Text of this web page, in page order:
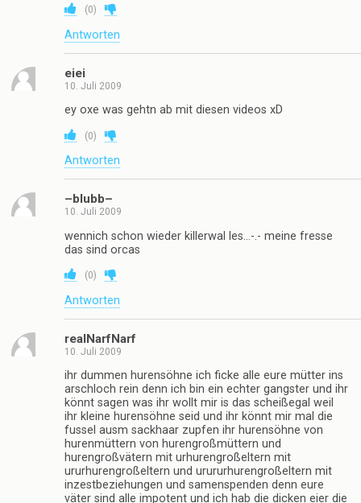
(0)
Antworten
eiei
10. Juli 2009
ey oxe was gehtn ab mit diesen videos xD
(0)
Antworten
–blubb–
10. Juli 2009
wennich schon wieder killerwal les…-.- meine fresse
das sind orcas
(0)
Antworten
realNarfNarf
10. Juli 2009
ihr dummen hurensöhne ich ficke alle eure mütter ins
arschloch rein denn ich bin ein echter gangster und ihr
könnt sagen was ihr wollt mir is das scheißegal weil
ihr kleine hurensöhne seid und ihr könnt mir mal die
fussel ausm sackhaar zupfen ihr hurensöhne von
hurenmüttern von hurengroßmüttern und
hurengroßvätern mit urhurengroßeltern mit
ururhurengroßeltern und urururhurengroßeltern mit
inzestbeziehungen und samenspenden denn eure
väter sind alle impotent und ich hab die dicken eier die